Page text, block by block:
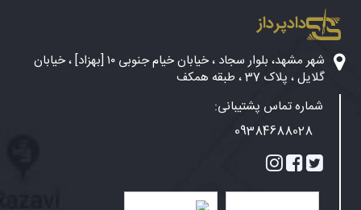
دادپرداز
شهر مشهد، بلوار سجاد ، خیابان خیام جنوبی ۱۰ [بهزاد] ، خیابان
گلایل ، پلاک 37 ، طبقه همکف
شماره تماس پشتیبانی:
09384688028